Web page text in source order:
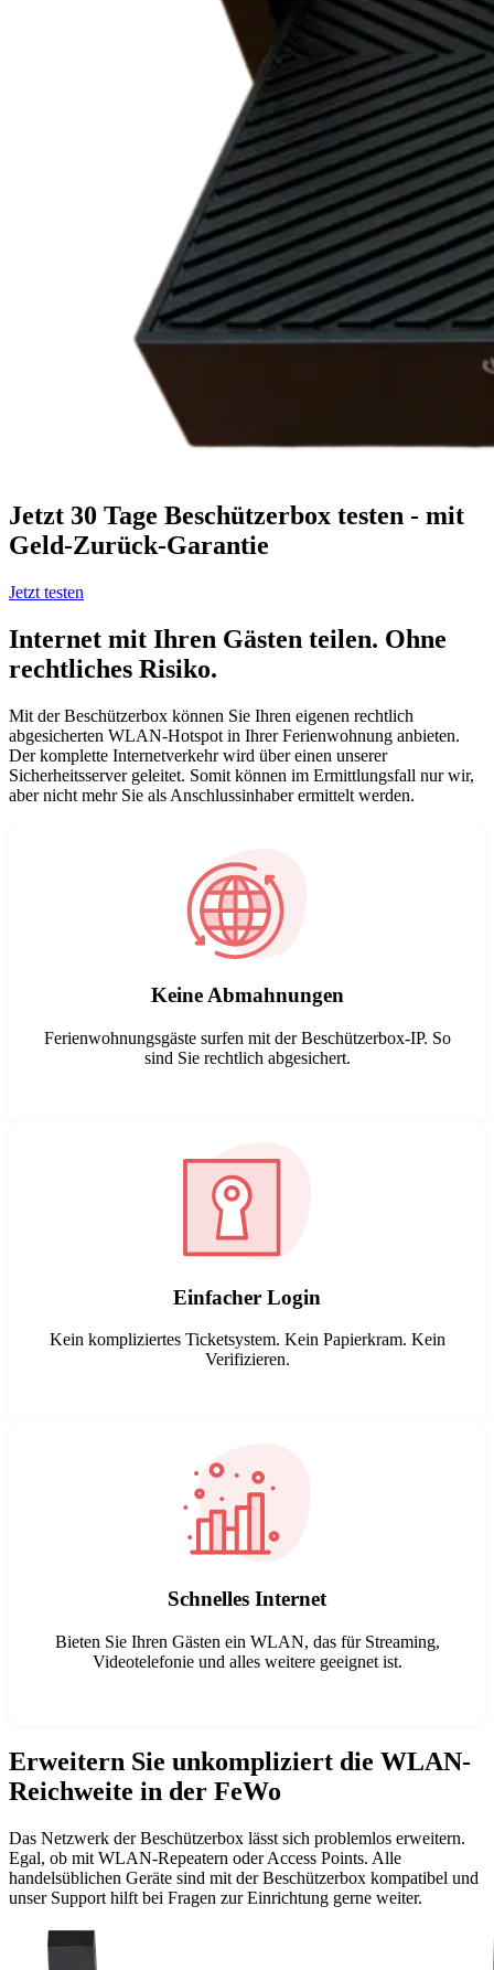
Für soziale Einrichtungen
Netzwerklösungen
Fritz!Box WireGuard
Bedienungsanleitungen
Jetzt 30 Tage Beschützerbox testen - mit
Geld-Zurück-Garantie
Jetzt testen
Internet mit Ihren Gästen teilen. Ohne
rechtliches Risiko.
Mit der Beschützerbox können Sie Ihren eigenen rechtlich
abgesicherten WLAN-Hotspot in Ihrer Ferienwohnung anbieten.
Der komplette Internetverkehr wird über einen unserer
Sicherheitsserver geleitet. Somit können im Ermittlungsfall nur wir,
aber nicht mehr Sie als Anschlussinhaber ermittelt werden.
Keine Abmahnungen
Ferienwohnungsgäste surfen mit der Beschützerbox-IP. So
sind Sie rechtlich abgesichert.
Einfacher Login
Kein kompliziertes Ticketsystem. Kein Papierkram. Kein
Verifizieren.
Schnelles Internet
Bieten Sie Ihren Gästen ein WLAN, das für Streaming,
Videotelefonie und alles weitere geeignet ist.
Erweitern Sie unkompliziert die WLAN-
Reichweite in der FeWo
Das Netzwerk der Beschützerbox lässt sich problemlos erweitern.
Egal, ob mit WLAN-Repeatern oder Access Points. Alle
handelsüblichen Geräte sind mit der Beschützerbox kompatibel und
unser Support hilft bei Fragen zur Einrichtung gerne weiter.